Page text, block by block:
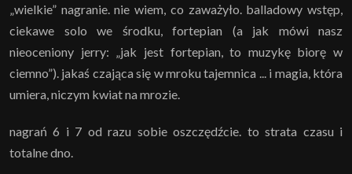
„wielkie” nagranie. nie wiem, co zaważyło. balladowy wstęp,
ciekawe solo we środku, fortepian (a jak mówi nasz
nieoceniony jerry: „jak jest fortepian, to muzykę biorę w
ciemno”). jakaś czająca się w mroku tajemnica ... i magia, która
umiera, niczym kwiat na mrozie.
nagrań 6 i 7 od razu sobie oszczędźcie. to strata czasu i
totalne dno.